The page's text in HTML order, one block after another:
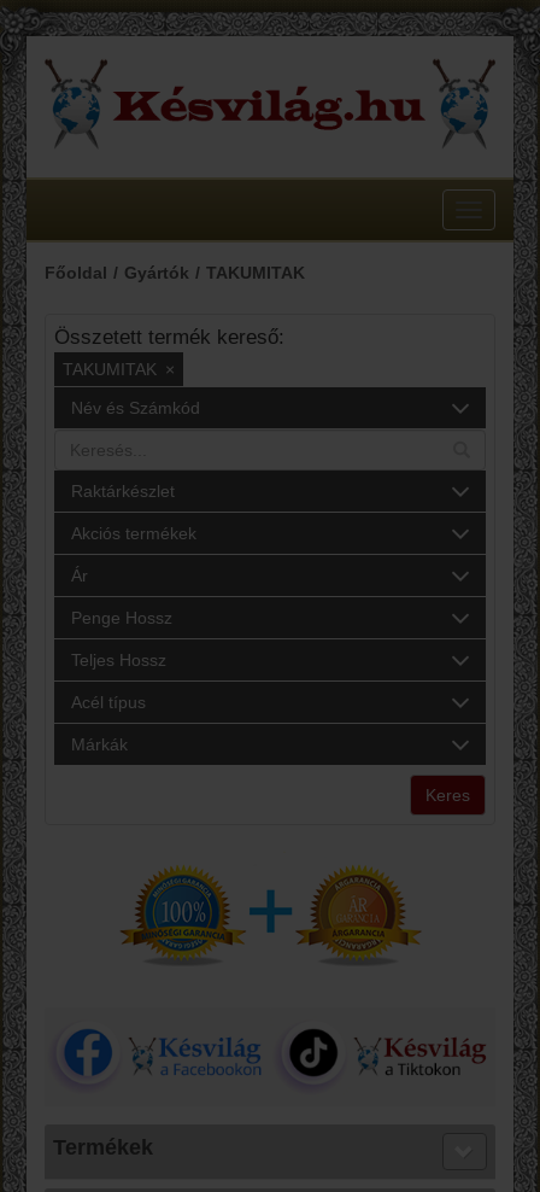
Toggle
Főoldal
Gyártók TAKUMITAK
Összetett termék kereső:
TAKUMITAK ×
Név és Számkód
Raktárkészlet
Akciós termékek
Ár
Penge Hossz
Teljes Hossz
Acél típus
Márkák
Keres
Termékek